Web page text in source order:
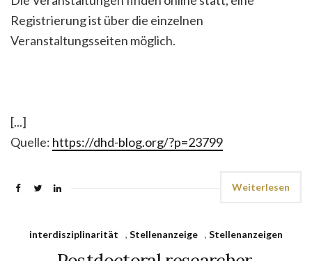
Registrierung ist über die einzelnen
Veranstaltungsseiten möglich.
[...]
Quelle: https://dhd-blog.org/?p=23799
Weiterlesen
interdisziplinarität , Stellenanzeige , Stellenanzeigen